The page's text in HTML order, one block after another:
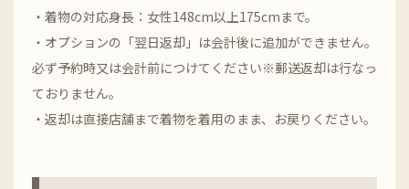
・着物の対応身長：女性148cm以上175cmまで。
・オプションの「翌日返却」は会計後に追加ができません。
必ず予約時又は会計前につけてください※郵送返却は行なっ
ておりません。
・返却は直接店舗まで着物を着用のまま、お戻りください。